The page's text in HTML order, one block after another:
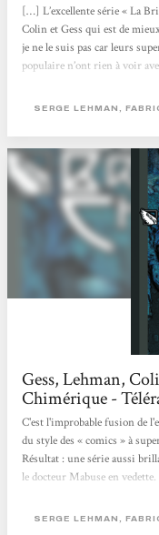
[…] L’excellente série « La
Colin et Gess qui est de
je ne le suis pas car leurs
populaire n’ont rien à voir
maintenant? presque tous en
SERGE LEHMAN,
Gess, Lehman,
Chimérique -
C'est l'improbable fusion de
du style des « comics » à
Résultat : une série aussi
le docteur Mabuse en
Fritz Lang. Savoureux.
SERGE LEHMAN,